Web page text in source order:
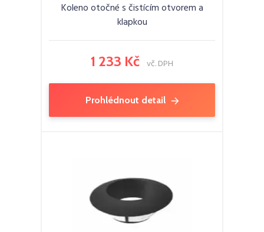
Koleno otočné s čistícím otvorem a
klapkou
1 233 Kč vč. DPH
Prohlédnout detail